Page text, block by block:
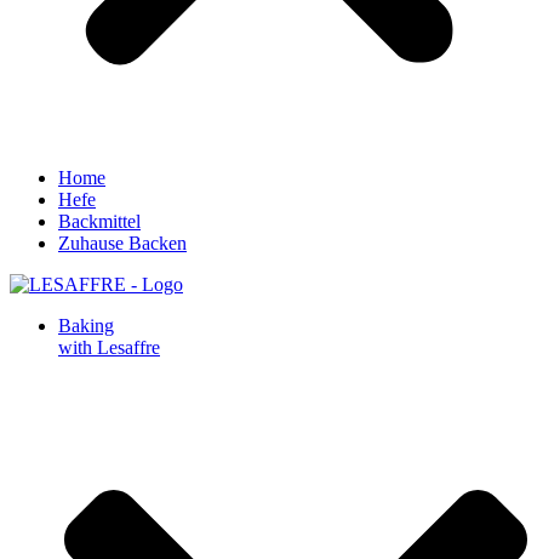
Home
Hefe
Backmittel
Zuhause Backen
Baking
with Lesaffre